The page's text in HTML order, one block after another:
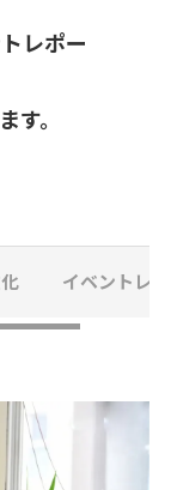
レポー
す。
イベントレ